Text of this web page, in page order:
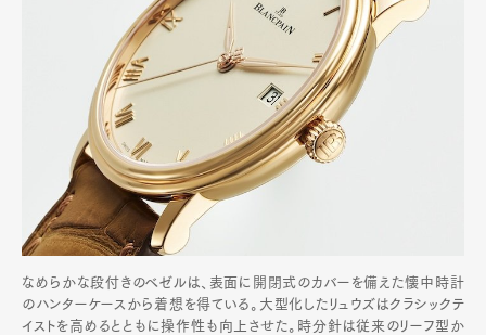
なめらかな段付きのベゼルは、表面に開閉式のカバーを備えた懐中時計
のハンターケースから着想を得ている。大型化したリュウズはクラシックテ
イストを高めるとともに操作性も向上させた。時分針は従来のリーフ型か